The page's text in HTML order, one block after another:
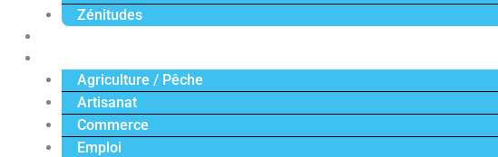
Zénitudes
Agriculture / Pêche
Artisanat
Commerce
Emploi